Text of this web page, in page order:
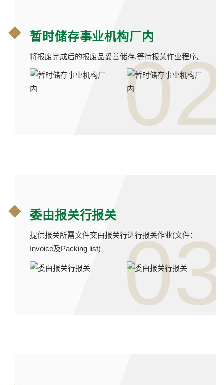
暂时储存事业机构厂内
将报废完成后的报废品妥善储存,等待报关作业程序。
02
委由报关行报关
提供报关所需文件交由报关行进行报关作业(文件：
Invoice及Packing list)
03